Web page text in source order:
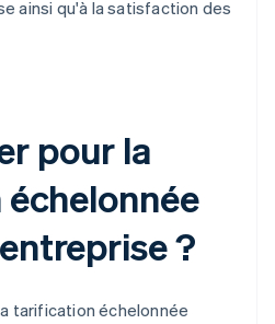
ainsi qu'à la satisfaction des
pour la
?
tarification échelonnée